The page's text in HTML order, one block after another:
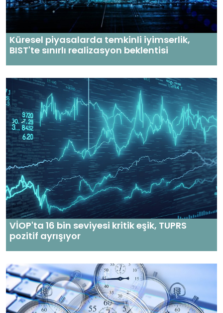
Küresel piyasalarda temkinli iyimserlik,
BIST'te sınırlı realizasyon beklentisi
VİOP'ta 16 bin seviyesi kritik eşik, TUPRS
pozitif ayrışıyor